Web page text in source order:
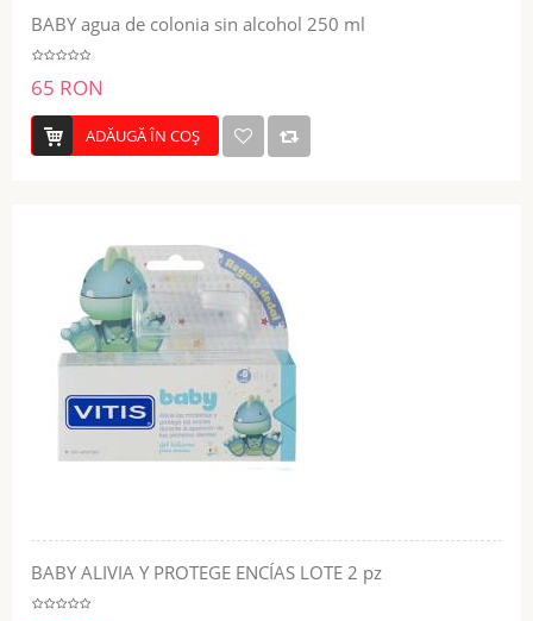
BABY agua de colonia sin alcohol 250 ml
65 RON
ADĂUGĂ ÎN COŞ
BABY ALIVIA Y PROTEGE ENCÍAS LOTE 2 pz